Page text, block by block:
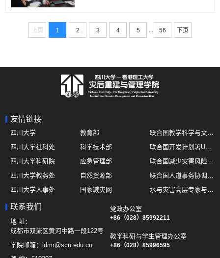
目，...
上页 1 2 3 4 5 ... 56 下页
友情链接
四川大学 教育部
联合国教学科学与文化组织UNESCO
四川大学社科处
科学技术部
联合国开发计划署UNDP
四川大学科研院
应急管理部
联合国减少灾害风险办公室UNDRR
四川大学教务处
自然资源部
联合国人道事务协调厅OCHA
四川大学人事处
国家减灾网
水与灾害高层专家与领导组 HELP
四川大学国际处
综合减灾信息服务平台
地震与火山研究室
联系我们
地 址：
成都市双流区黄河中路一段122号
学院邮箱：idmr@scu.edu.cn
党政办公室
+86（028）85992211
教学科研与学生管理办公室
+86（028）85996595